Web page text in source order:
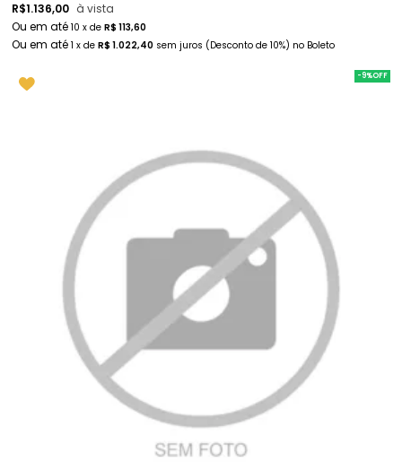
R$1.136,00 à vista
10 x de R$ 113,60
1 x de R$ 1.022,40 sem juros (Desconto de 10%) no Boleto
-9%